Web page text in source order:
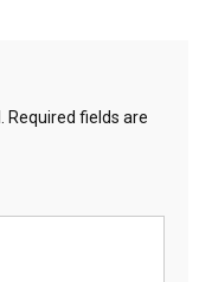
Required fields are